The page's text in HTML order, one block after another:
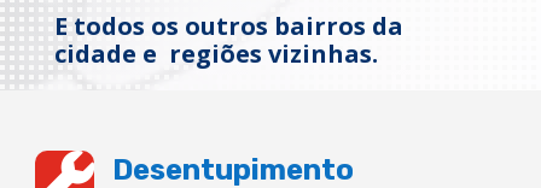
E todos os outros bairros da
cidade e regiões vizinhas.
Desentupimento